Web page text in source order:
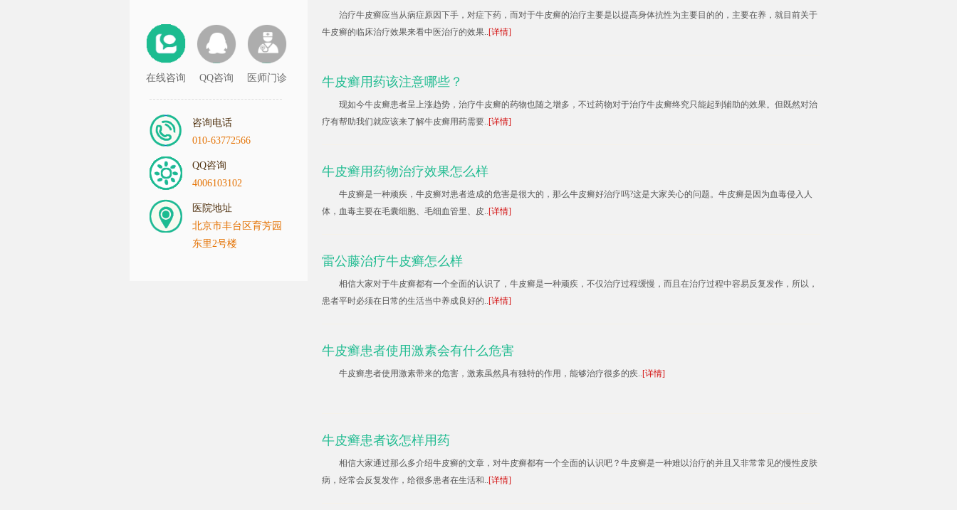
在线咨询 QQ咨询 医师门诊
咨询电话
010-63772566
QQ咨询
4006103102
医院地址
北京市丰台区育芳园
东里2号楼
治疗牛皮癣应当从病症原因下手，对症下药，而对于牛皮癣的治疗主要是以提高身体抗性为主要目的的，主要在养，就目前关于
牛皮癣的临床治疗效果来看中医治疗的效果..[详情]
牛皮癣用药该注意哪些？
现如今牛皮癣患者呈上涨趋势，治疗牛皮癣的药物也随之增多，不过药物对于治疗牛皮癣终究只能起到辅助的效果。但既然对治
疗有帮助我们就应该来了解牛皮癣用药需要..[详情]
牛皮癣用药物治疗效果怎么样
牛皮癣是一种顽疾，牛皮癣对患者造成的危害是很大的，那么牛皮癣好治疗吗?这是大家关心的问题。牛皮癣是因为血毒侵入人
体，血毒主要在毛囊细胞、毛细血管里、皮..[详情]
雷公藤治疗牛皮癣怎么样
相信大家对于牛皮癣都有一个全面的认识了，牛皮癣是一种顽疾，不仅治疗过程缓慢，而且在治疗过程中容易反复发作，所以，
患者平时必须在日常的生活当中养成良好的..[详情]
牛皮癣患者使用激素会有什么危害
牛皮癣患者使用激素带来的危害，激素虽然具有独特的作用，能够治疗很多的疾..[详情]
牛皮癣患者该怎样用药
相信大家通过那么多介绍牛皮癣的文章，对牛皮癣都有一个全面的认识吧？牛皮癣是一种难以治疗的并且又非常常见的慢性皮肤
病，经常会反复发作，给很多患者在生活和..[详情]